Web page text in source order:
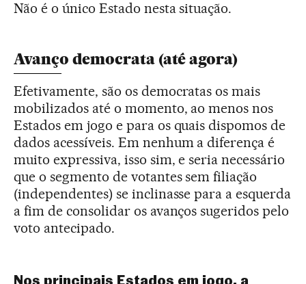
Não é o único Estado nesta situação.
Avanço democrata (até agora)
Efetivamente, são os democratas os mais
mobilizados até o momento, ao menos nos
Estados em jogo e para os quais dispomos de
dados acessíveis. Em nenhum a diferença é
muito expressiva, isso sim, e seria necessário
que o segmento de votantes sem filiação
(independentes) se inclinasse para a esquerda
a fim de consolidar os avanços sugeridos pelo
voto antecipado.